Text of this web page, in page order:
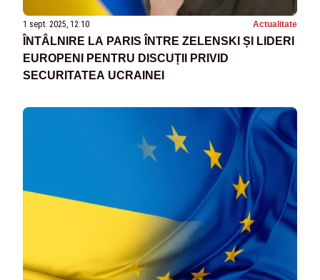
1 sept. 2025, 12:10 Actualitate
ÎNTÂLNIRE LA PARIS ÎNTRE ZELENSKI ȘI LIDERI
EUROPENI PENTRU DISCUȚII PRIVID
SECURITATEA UCRAINEI